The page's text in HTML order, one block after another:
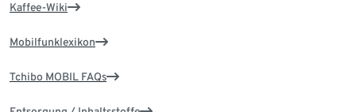
Kaffee-Wiki
Mobilfunklexikon
Tchibo MOBIL FAQs